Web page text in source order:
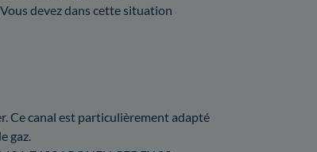
devez dans cette situation
Ce canal est particulièrement adapté
gaz.